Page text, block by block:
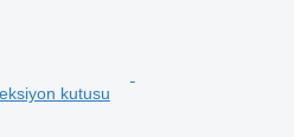
kutusu